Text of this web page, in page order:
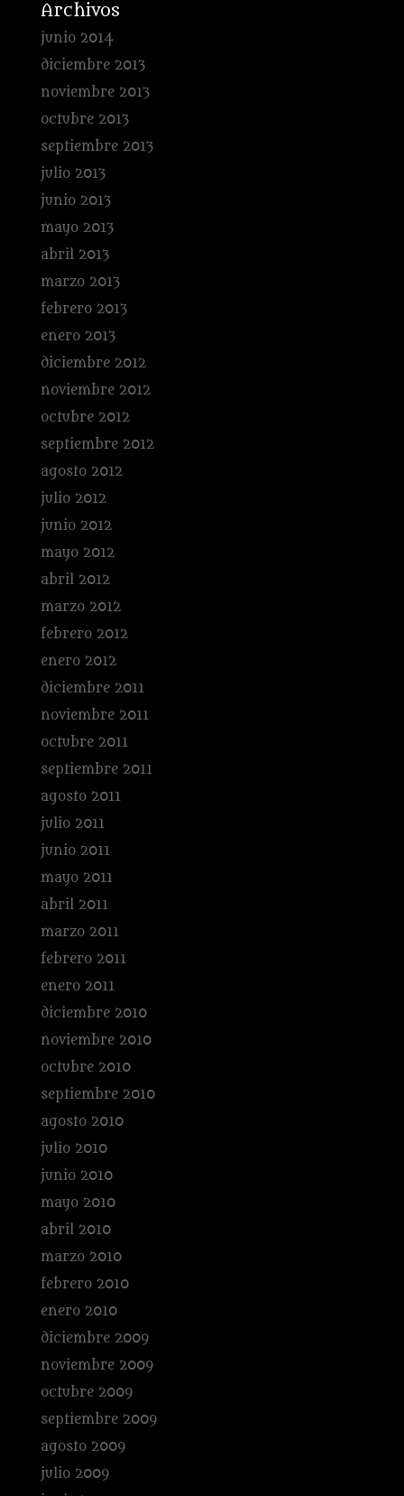
Archivos
junio 2014
diciembre 2013
noviembre 2013
octubre 2013
septiembre 2013
julio 2013
junio 2013
mayo 2013
abril 2013
marzo 2013
febrero 2013
enero 2013
diciembre 2012
noviembre 2012
octubre 2012
septiembre 2012
agosto 2012
julio 2012
junio 2012
mayo 2012
abril 2012
marzo 2012
febrero 2012
enero 2012
diciembre 2011
noviembre 2011
octubre 2011
septiembre 2011
agosto 2011
julio 2011
junio 2011
mayo 2011
abril 2011
marzo 2011
febrero 2011
enero 2011
diciembre 2010
noviembre 2010
octubre 2010
septiembre 2010
agosto 2010
julio 2010
junio 2010
mayo 2010
abril 2010
marzo 2010
febrero 2010
enero 2010
diciembre 2009
noviembre 2009
octubre 2009
septiembre 2009
agosto 2009
julio 2009